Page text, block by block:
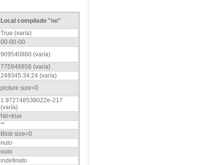
Local compilado "no"
True (varía)
00-00-00
909540880 (varía)
775946656 (varía)
249345:34:24 (varía)
picture size=0
1.972748538022e-217
(varía)
Nil=true
""
Blob size=0
nulo
nulo
indefinido